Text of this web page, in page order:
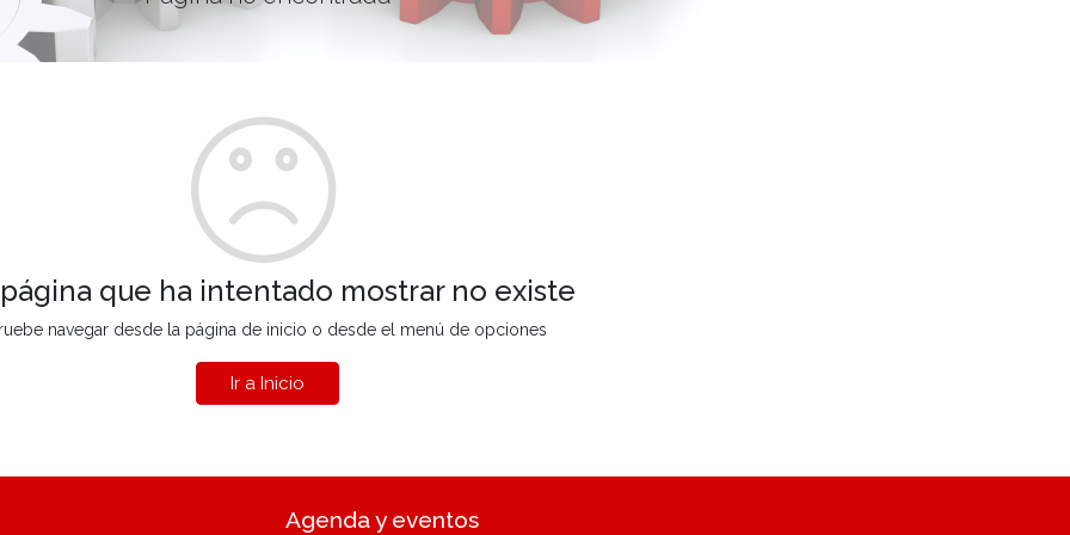
que ha intentado mostrar no existe
navegar desde la página de inicio o desde el menú de opciones
Ir a Inicio
Agenda y eventos